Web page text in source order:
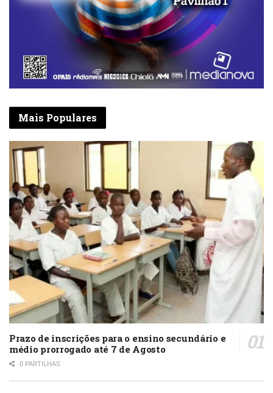
Mais Populares
Prazo de inscrições para o ensino secundário e
médio prorrogado até 7 de Agosto
0 PARTILHAS